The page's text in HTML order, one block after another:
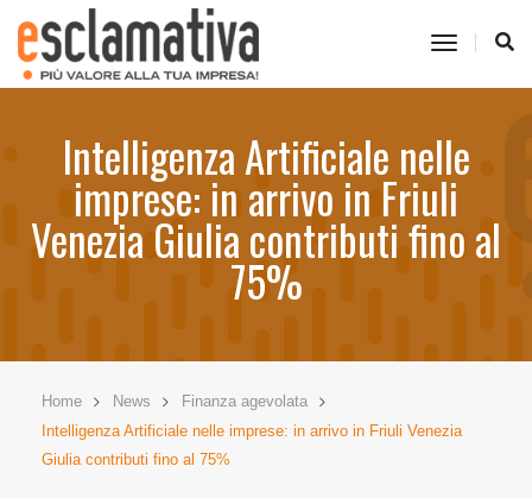
toggle
Intelligenza Artificiale nelle
imprese: in arrivo in Friuli
Venezia Giulia contributi fino al
75%
Home News
Finanza agevolata
Intelligenza Artificiale nelle imprese: in arrivo in Friuli Venezia
Giulia contributi fino al 75%